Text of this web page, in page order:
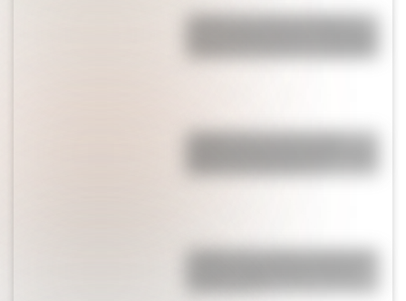
¿Sabías que Manuel Belgrano
mujeres al frente de su ejército?
¿Sabías que la mosca más
¿Sabías que antes las personas
misma cama?